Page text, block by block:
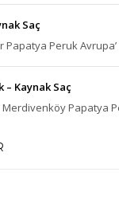
Saç
Peruk Avrupa’
Kaynak Saç
Papatya